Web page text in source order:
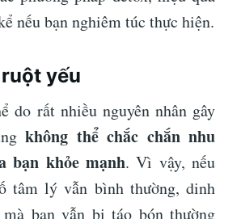
nếu bạn nghiêm túc thực hiện.
yếu
do rất nhiều nguyên nhân gây
không thể chắc chắn nhu
bạn khỏe mạnh. Vì vậy, nếu
tâm lý vẫn bình thường, dinh
bạn vẫn bị táo bón thường